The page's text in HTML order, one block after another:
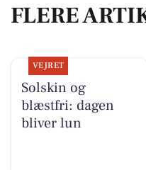
FLERE
VEJRET
Solskin og
blæstfri: dagen
bliver lun